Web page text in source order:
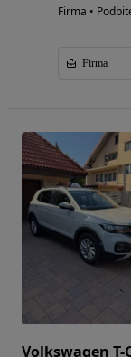
Firma •
Firma
Volkswagen T-